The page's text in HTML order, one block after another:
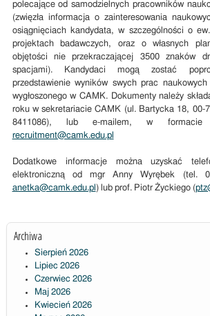
polecające od samodzielnych pracowników
(zwięzła informacja o zainteresowania
osiągnięciach kandydata, w szczególności o
projektach badawczych, oraz o własnych
objętości nie przekraczającej 3500 znaków
spacjami). Kandydaci mogą zostać
przedstawienie wyników swych prac
wygłoszonego w CAMK. Dokumenty należy
roku w sekretariacie CAMK (ul. Bartycka 18, 00-
8411086), lub e-mailem, w
recruitment@camk.edu.pl
Dodatkowe informacje można uzyskać
elektroniczną od mgr Anny Wyrębek (tel.
anetka@camk.edu.pl ) lub prof. Piotr Życkiego (
Archiwa
Sierpień 2026
Lipiec 2026
Czerwiec 2026
Maj 2026
Kwiecień 2026